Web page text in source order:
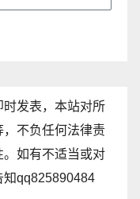
发表，本站对所
不负任何法律责
如有不适当或对
知qq825890484